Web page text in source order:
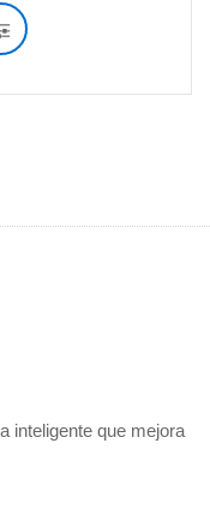
$649,900.
inteligente que mejora